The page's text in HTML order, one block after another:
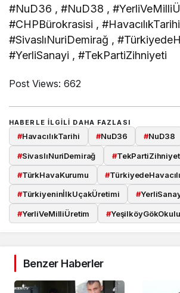
#NuD36 , #NuD38 ,
#CHPBürokrasisi ,
#SivaslıNuriDemirağ ,
#YerliSanayi , #TekPartiZihniyeti
Post Views: 662
HABERLE ILGILI DAHA FAZLASI
#HavacılıkTarihi #NuD36 #NuD38
#SivaslıNuriDemirağ #
#TürkHavaKurumu #
#TürkiyeninİlkUçakÜretimi #
#YerliVeMilliÜretim #YeşilköyGökOkulu
Benzer Haberler